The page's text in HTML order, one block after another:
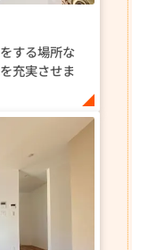
する場所な
充実させま